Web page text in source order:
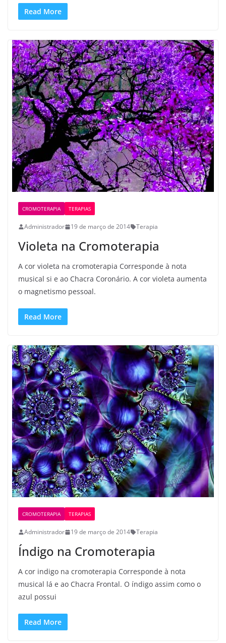
Read More
CROMOTERAPIA TERAPIAS
Administrador 19 de março de 2014 Terapia
Violeta na Cromoterapia
A cor violeta na cromoterapia Corresponde à nota
musical si e ao Chacra Coronário. A cor violeta aumenta
o magnetismo pessoal.
Read More
CROMOTERAPIA TERAPIAS
Administrador 19 de março de 2014 Terapia
Índigo na Cromoterapia
A cor indigo na cromoterapia Corresponde à nota
musical lá e ao Chacra Frontal. O índigo assim como o
azul possui
Read More